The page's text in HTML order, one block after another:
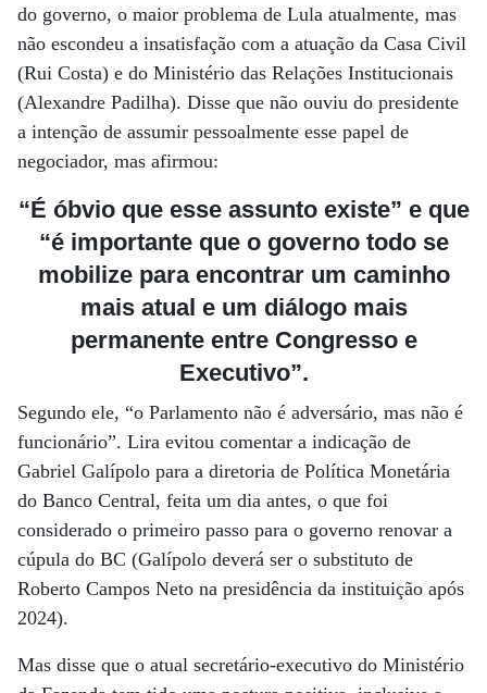
do governo, o maior problema de Lula atualmente, mas
não escondeu a insatisfação com a atuação da Casa Civil
(Rui Costa) e do Ministério das Relações Institucionais
(Alexandre Padilha). Disse que não ouviu do presidente
a intenção de assumir pessoalmente esse papel de
negociador, mas afirmou:
“É óbvio que esse assunto existe” e que
“é importante que o governo todo se
mobilize para encontrar um caminho
mais atual e um diálogo mais
permanente entre Congresso e
Executivo”.
Segundo ele, “o Parlamento não é adversário, mas não é
funcionário”. Lira evitou comentar a indicação de
Gabriel Galípolo para a diretoria de Política Monetária
do Banco Central, feita um dia antes, o que foi
considerado o primeiro passo para o governo renovar a
cúpula do BC (Galípolo deverá ser o substituto de
Roberto Campos Neto na presidência da instituição após
2024).
Mas disse que o atual secretário-executivo do Ministério